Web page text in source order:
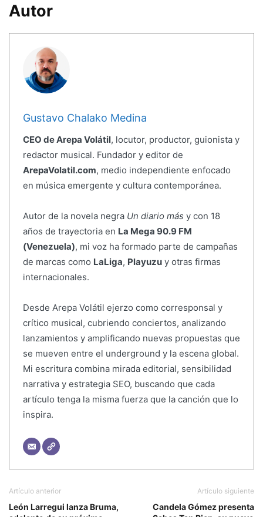
Autor
Gustavo Chalako Medina
CEO de Arepa Volátil, locutor, productor, guionista y
redactor musical. Fundador y editor de
ArepaVolatil.com, medio independiente enfocado
en música emergente y cultura contemporánea.
Autor de la novela negra Un diario más y con 18
años de trayectoria en La Mega 90.9 FM
(Venezuela), mi voz ha formado parte de campañas
de marcas como LaLiga, Playuzuy otras firmas
internacionales.
Desde Arepa Volátil ejerzo como corresponsal y
crítico musical, cubriendo conciertos, analizando
lanzamientos y amplificando nuevas propuestas que
se mueven entre el underground y la escena global.
Mi escritura combina mirada editorial, sensibilidad
narrativa y estrategia SEO, buscando que cada
artículo tenga la misma fuerza que la canción que lo
inspira.
Artículo anterior
León Larregui lanza Bruma,
Artículo siguiente
Candela Gómez presenta